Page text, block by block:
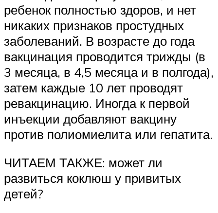
ребенок полностью здоров, и нет
никаких признаков простудных
заболеваний. В возрасте до года
вакцинация проводится трижды (в
3 месяца, в 4,5 месяца и в полгода),
затем каждые 10 лет проводят
ревакцинацию. Иногда к первой
инъекции добавляют вакцину
против полиомиелита или гепатита.
ЧИТАЕМ ТАКЖЕ: может ли
развиться коклюш у привитых
детей?